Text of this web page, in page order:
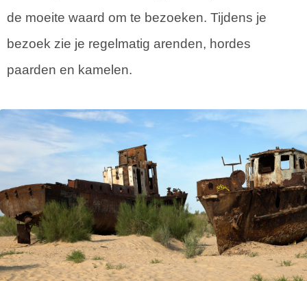
de moeite waard om te bezoeken. Tijdens je
bezoek zie je regelmatig arenden, hordes
paarden en kamelen.